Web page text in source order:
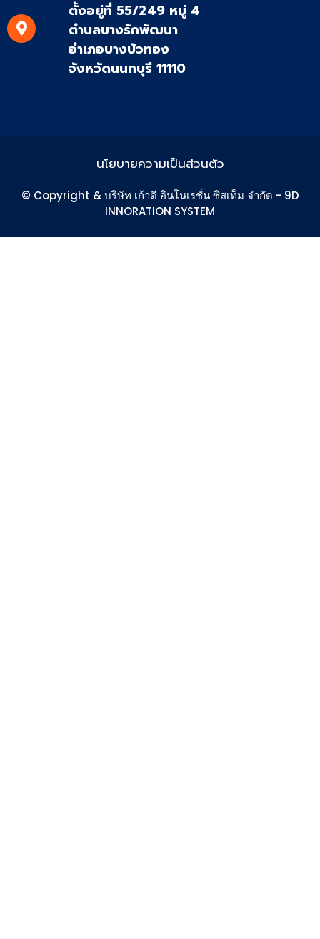
ตั้งอยู่ที่ 55/249 หมู่ 4
ตำบลบางรักพัฒนา
อำเภอบางบัวทอง
จังหวัดนนทบุรี 11110
© Copyright & บริษัท เก้าดี อินโนเรชั่น ซิสเท็ม จำกัด - 9D
INNORATION SYSTEM
นโยบายความเป็นส่วนตัว